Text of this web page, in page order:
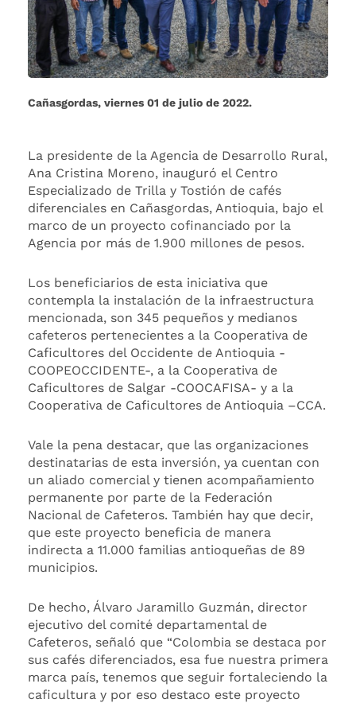
Cañasgordas, viernes 01 de julio de 2022.
La presidente de la Agencia de Desarrollo Rural,
Ana Cristina Moreno, inauguró el Centro
Especializado de Trilla y Tostión de cafés
diferenciales en Cañasgordas, Antioquia, bajo el
marco de un proyecto cofinanciado por la
Agencia por más de 1.900 millones de pesos.
Los beneficiarios de esta iniciativa que
contempla la instalación de la infraestructura
mencionada, son 345 pequeños y medianos
cafeteros pertenecientes a la Cooperativa de
Caficultores del Occidente de Antioquia -
COOPEOCCIDENTE-, a la Cooperativa de
Caficultores de Salgar -COOCAFISA- y a la
Cooperativa de Caficultores de Antioquia –CCA.
Vale la pena destacar, que las organizaciones
destinatarias de esta inversión, ya cuentan con
un aliado comercial y tienen acompañamiento
permanente por parte de la Federación
Nacional de Cafeteros. También hay que decir,
que este proyecto beneficia de manera
indirecta a 11.000 familias antioqueñas de 89
municipios.
De hecho, Álvaro Jaramillo Guzmán, director
ejecutivo del comité departamental de
Cafeteros, señaló que “Colombia se destaca por
sus cafés diferenciados, esa fue nuestra primera
marca país, tenemos que seguir fortaleciendo la
caficultura y por eso destaco este proyecto